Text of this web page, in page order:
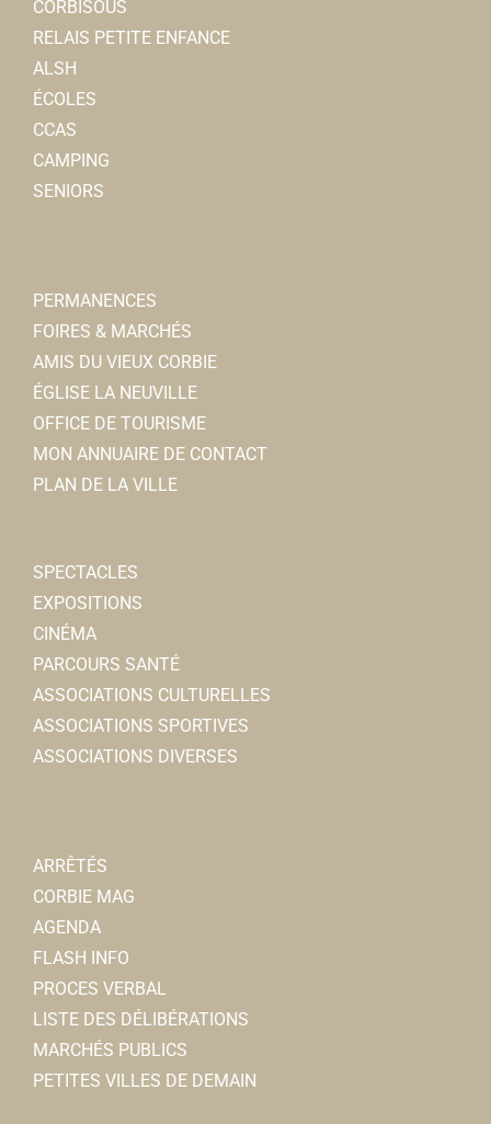
CORBISOUS
RELAIS PETITE ENFANCE
ALSH
ÉCOLES
CCAS
CAMPING
SENIORS
PERMANENCES
FOIRES & MARCHÉS
AMIS DU VIEUX CORBIE
ÉGLISE LA NEUVILLE
OFFICE DE TOURISME
MON ANNUAIRE DE CONTACT
PLAN DE LA VILLE
SPECTACLES
EXPOSITIONS
CINÉMA
PARCOURS SANTÉ
ASSOCIATIONS CULTURELLES
ASSOCIATIONS SPORTIVES
ASSOCIATIONS DIVERSES
ARRÊTÉS
CORBIE MAG
AGENDA
FLASH INFO
PROCES VERBAL
LISTE DES DÉLIBÉRATIONS
MARCHÉS PUBLICS
PETITES VILLES DE DEMAIN